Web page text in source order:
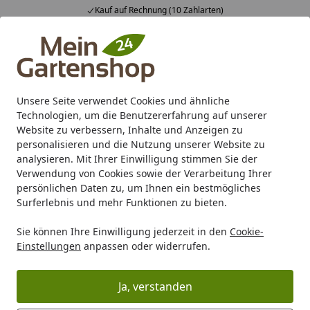
Unsere Seite verwendet Cookies und ähnliche
Technologien, um die Benutzererfahrung auf unserer
Website zu verbessern, Inhalte und Anzeigen zu
personalisieren und die Nutzung unserer Website zu
analysieren. Mit Ihrer Einwilligung stimmen Sie der
Verwendung von Cookies sowie der Verarbeitung Ihrer
persönlichen Daten zu, um Ihnen ein bestmögliches
Surferlebnis und mehr Funktionen zu bieten.
Sie können Ihre Einwilligung jederzeit in den Cookie-
Einstellungen anpassen oder widerrufen.
Ja, verstanden
Kauf auf Rechnung (10 Zahlarten)
Alle Produkte
Mein Konto
Suchen
Karibu Pools inkl. gratis Sandfilteranlage & Pool-
Starterset (Gesamtwert bis 468,99€)
Startseite
Marken Summer Fun Summer Fun Reinigung & Pflege
(Chlormethode)